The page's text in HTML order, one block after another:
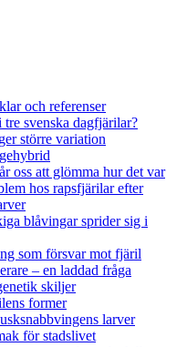
och referenser
svenska dagfjärilar?
större variation
oss att glömma hur det var
hos rapsfjärilar efter
blåvingar sprider sig i
som försvar mot fjäril
– en laddad fråga
skiljer
former
larver
för stadslivet